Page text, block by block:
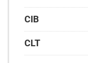
CIB
CLT